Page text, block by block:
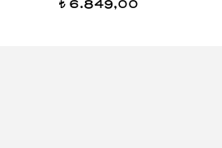
t6.849,00